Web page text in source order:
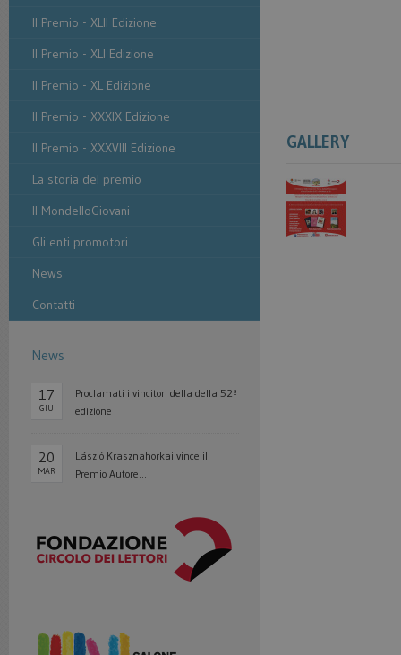
Il Premio - XLII Edizione
Il Premio - XLI Edizione
Il Premio - XL Edizione
Il Premio - XXXIX Edizione
Il Premio - XXXVIII Edizione
La storia del premio
Il MondelloGiovani
Gli enti promotori
News
Contatti
News
17
GIU
Proclamati i vincitori della della 52ª
edizione
20
MAR
László Krasznahorkai vince il
Premio Autore...
GALLERY